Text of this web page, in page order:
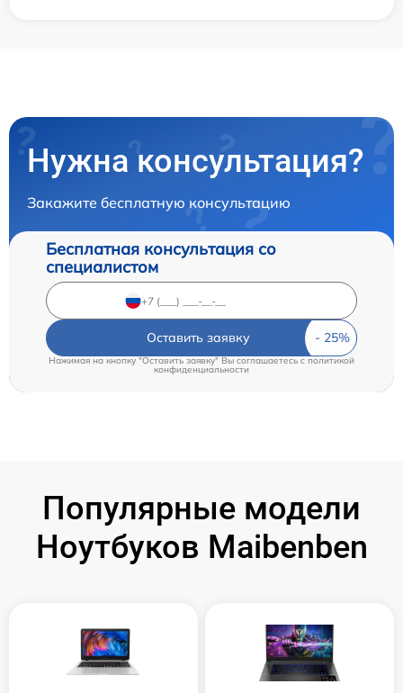
Нужна консультация?
Закажите бесплатную консультацию
Бесплатная консультация со
специалистом
Оставить заявку
Нажимая на кнопку "Оставить заявку" Вы соглашаетесь cполитикой
конфиденциальности
Популярные модели
Ноутбуков Maibenben